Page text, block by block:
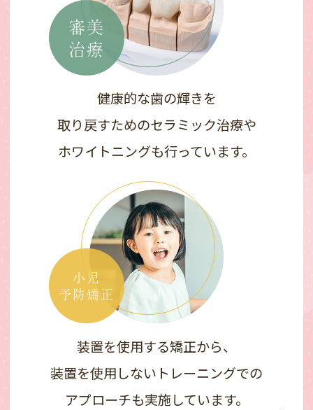
審美
治療
健康的な歯の輝きを
取り戻すためのセラミック治療や
ホワイトニングも行っています。
小児
予防矯正
装置を使用する矯正から、
装置を使用しないトレーニングでの
アプローチも実施しています。